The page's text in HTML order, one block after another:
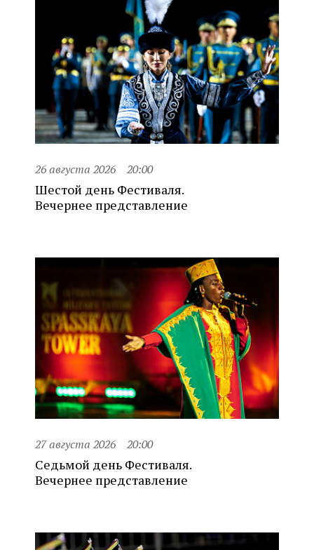
26 августа 2026 20:00
Шестой день Фестиваля.
Вечернее представление
27 августа 2026 20:00
Седьмой день Фестиваля.
Вечернее представление